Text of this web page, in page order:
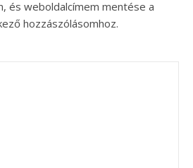
és weboldalcímem mentése a
hozzászólásomhoz.